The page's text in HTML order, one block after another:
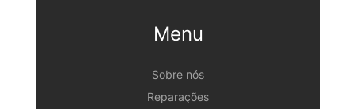
Menu
Sobre nós
Reparações